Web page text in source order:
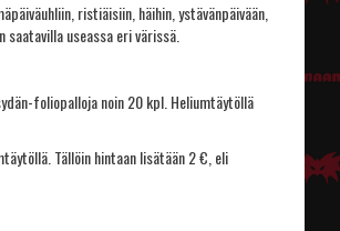
ristiäisiin, häihin, ystävänpäivään,
saatavilla useassa eri värissä.
foliopalloja noin 20 kpl. Heliumtäytöllä
Tällöin hintaan lisätään 2 €, eli